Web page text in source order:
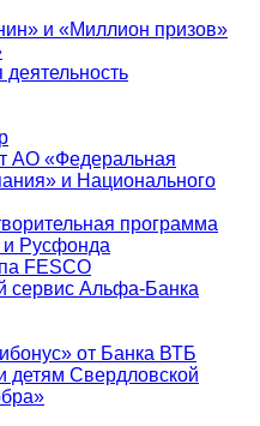
и «Миллион призов»
деятельность
АО «Федеральная
и Национального
программа
Русфонда
FESCO
сервис Альфа-Банка
от Банка ВТБ
Свердловской